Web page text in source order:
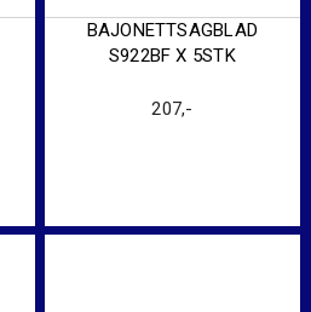
BAJONETTSAGBLAD
S922BF X 5STK
207,-